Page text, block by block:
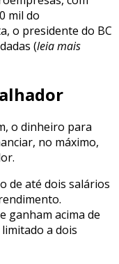
mil do
o presidente do BC
(leia mais
o dinheiro para
no máximo,
de até dois salários
ganham acima de
a dois